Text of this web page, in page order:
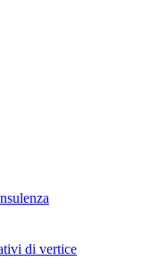
di vertice